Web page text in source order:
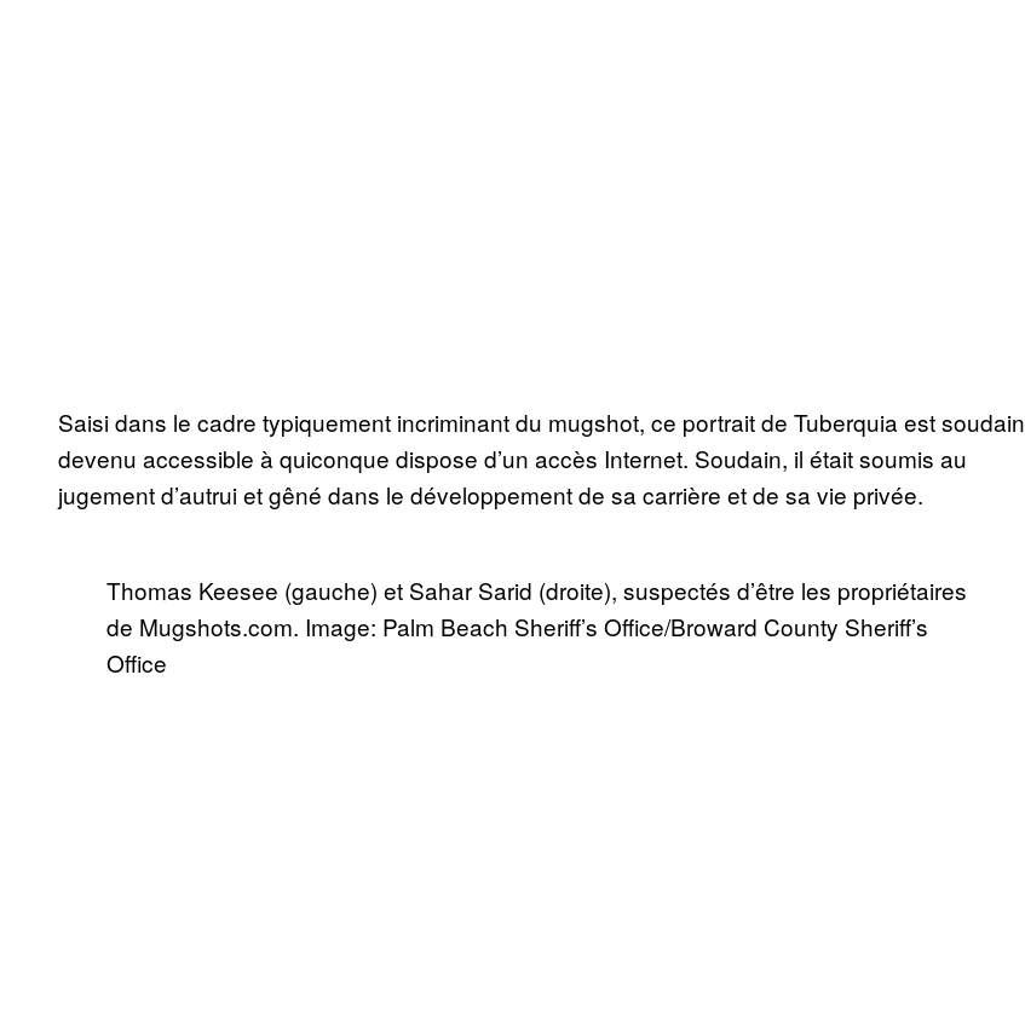
Saisi dans le cadre typiquement incriminant du mugshot, ce portrait de Tuberquia est soudain
devenu accessible à quiconque dispose d’un accès Internet. Soudain, il était soumis au
jugement d’autrui et gêné dans le développement de sa carrière et de sa vie privée.
Thomas Keesee (gauche) et Sahar Sarid (droite), suspectés d’être les propriétaires
de Mugshots.com. Image: Palm Beach Sheriff’s Office/Broward County Sheriff’s
Office